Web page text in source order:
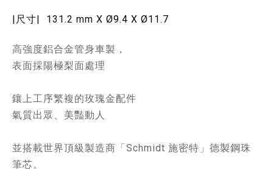
|尺寸| 131.2 mm X Ø9.4 X Ø11.7
高強度鋁合金管身車製，
表面採陽極梨面處理
鑲上工序繁複的玫瑰金配件
氣質出眾、美豔動人
並搭載世界頂級製造商「Schmidt 施密特」德製鋼珠
筆芯。